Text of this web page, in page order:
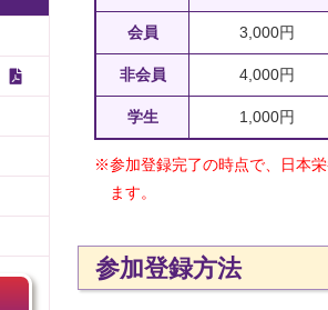
会員 3,000円
非会員 4,000円
学生 1,000円
※参加登録完了の時点で、日本
ます。
参加登録方法